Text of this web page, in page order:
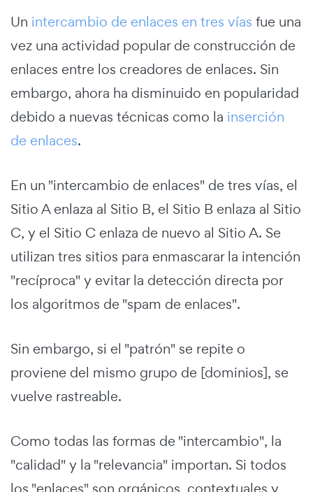
Un intercambio de enlaces en tres vías fue una
vez una actividad popular de construcción de
enlaces entre los creadores de enlaces. Sin
embargo, ahora ha disminuido en popularidad
debido a nuevas técnicas como la inserción
de enlaces.
En un "intercambio de enlaces" de tres vías, el
Sitio A enlaza al Sitio B, el Sitio B enlaza al Sitio
C, y el Sitio C enlaza de nuevo al Sitio A. Se
utilizan tres sitios para enmascarar la intención
"recíproca" y evitar la detección directa por
los algoritmos de "spam de enlaces".
Sin embargo, si el "patrón" se repite o
proviene del mismo grupo de [dominios], se
vuelve rastreable.
Como todas las formas de "intercambio", la
"calidad" y la "relevancia" importan. Si todos